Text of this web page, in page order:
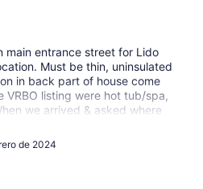
main entrance street for Lido
Must be thin, uninsulated
in back part of house come
VRBO listing were hot tub/spa,
we arrived & asked where
would correct this mistake in
a bbq grill in the nearby
first, but still a good stay in a
de 2024